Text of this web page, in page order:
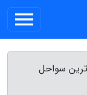
سواحل